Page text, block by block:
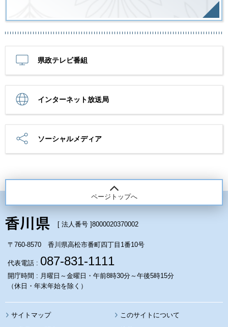
県政テレビ番組
インターネット放送局
ソーシャルメディア
ページトップへ
[ 法人番号 ]8000020370002
〒760-8570 香川県高松市番町四丁目1番10号
代表電話 : 087-831-1111
開庁時間 : 月曜日～金曜日・午前8時30分～午後5時15分
（休日・年末年始を除く）
サイトマップ このサイトについて